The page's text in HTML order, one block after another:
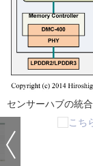
センサーハブの統